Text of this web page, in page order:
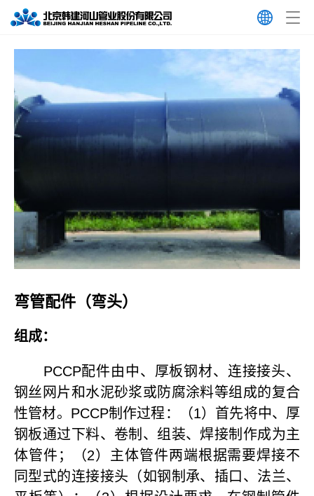
弯管配件（弯头）
组成：
PCCP配件由中、厚板钢材、连接接头、
钢丝网片和水泥砂浆或防腐涂料等组成的复合
性管材。PCCP制作过程：（1）首先将中、厚
钢板通过下料、卷制、组装、焊接制作成为主
体管件；（2）主体管件两端根据需要焊接不
同型式的连接接头（如钢制承、插口、法兰、